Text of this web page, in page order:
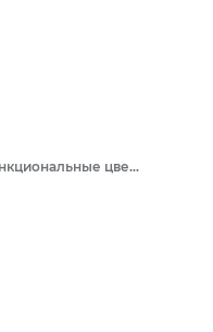
Многофункциональные цветные принтеры